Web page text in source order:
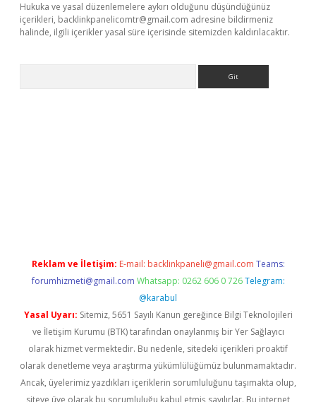
Hukuka ve yasal düzenlemelere aykırı olduğunu düşündüğünüz
içerikleri, backlinkpanelicomtr@gmail.com adresine bildirmeniz
halinde, ilgili içerikler yasal süre içerisinde sitemizden kaldırılacaktır.
Reklam ve İletişim: E-mail: backlinkpaneli@gmail.com Teams:
forumhizmeti@gmail.com Whatsapp: 0262 606 0 726 Telegram:
@karabul
Yasal Uyarı: Sitemiz, 5651 Sayılı Kanun gereğince Bilgi Teknolojileri
ve İletişim Kurumu (BTK) tarafından onaylanmış bir Yer Sağlayıcı
olarak hizmet vermektedir. Bu nedenle, sitedeki içerikleri proaktif
olarak denetleme veya araştırma yükümlülüğümüz bulunmamaktadır.
Ancak, üyelerimiz yazdıkları içeriklerin sorumluluğunu taşımakta olup,
siteye üye olarak bu sorumluluğu kabul etmiş sayılırlar. Bu internet